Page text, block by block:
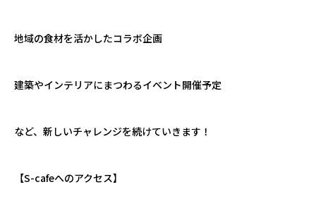
地域の食材を活かしたコラボ企画
建築やインテリアにまつわるイベント開催予定
など、新しいチャレンジを続けていきます！
【S-cafeへのアクセス】